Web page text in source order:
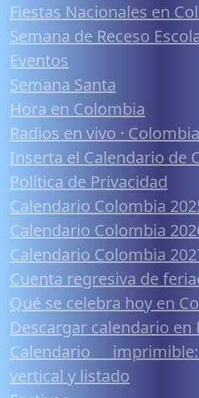
Fiestas Nacionales en
Semana de Receso
Eventos
Semana Santa
Hora en Colombia
Radios en vivo · Colombia
Inserta el Calendario de
Política de Privacidad
Calendario Colombia
Calendario Colombia
Calendario Colombia
Cuenta regresiva de
Qué se celebra hoy en
Descargar calendario en
Calendario
vertical y listado